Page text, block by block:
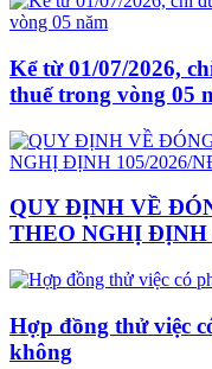
Kể từ 01/07/2026,
thuế trong vòng 05
QUY ĐỊNH VỀ
THEO NGHỊ ĐỊNH
Hợp đồng thử việc
không